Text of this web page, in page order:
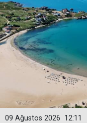
12:11
09 Ağustos 2026